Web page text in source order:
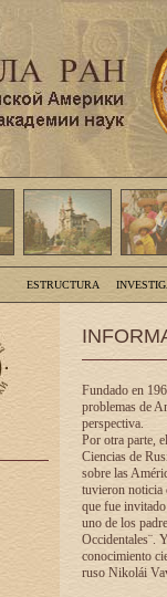
ESTRUCTURA
Fundado en
problemas de
perspectiva.
Por otra parte,
Ciencias de
sobre las
tuvieron noticia
que fue
uno de los
Occidentales¨.
conocimiento
ruso Nikolái